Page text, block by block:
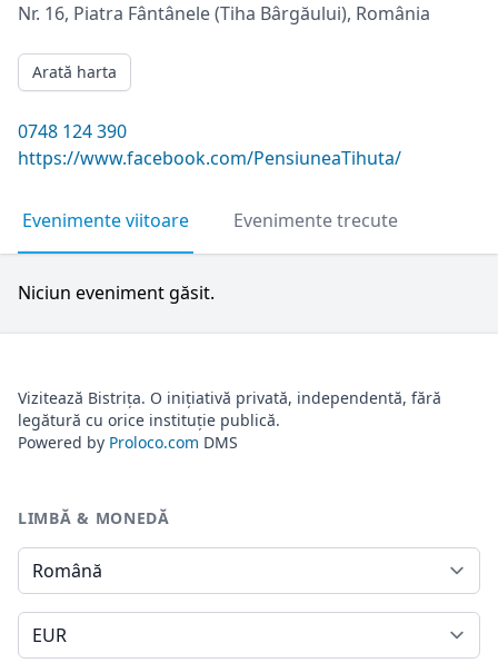
Nr. 16, Piatra Fântânele (Tiha Bârgăului), România
Arată harta
0748 124 390
https://www.facebook.com/PensiuneaTihuta/
Evenimente viitoare Evenimente trecute
Niciun eveniment găsit.
Vizitează Bistrița. O inițiativă privată, independentă, fără
legătură cu orice instituție publică.
Powered by Proloco.com DMS
LIMBĂ & MONEDĂ
Limbă
Monedă